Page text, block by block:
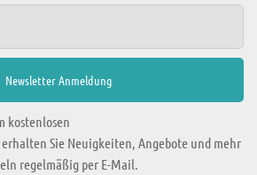
kostenlosen
Sie Neuigkeiten, Angebote und mehr
regelmäßig per E-Mail.